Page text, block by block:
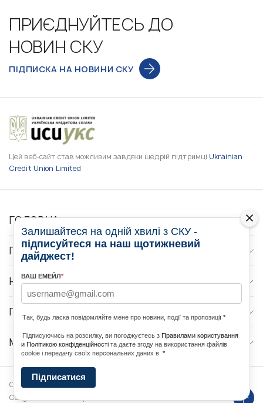
ПРИЄДНУЙТЕСЬ ДО
НОВИН СКУ
ПІДПИСКА НА НОВИНИ СКУ
Цей веб-сайт став можливим завдяки щедрій підтримці Ukrainian
Credit Union Limited
ГОЛОВНА
ПРО НАС
НОВИНИ
ПРОГРАМИ
МЕДІА КОНТАКТИ
Copyright © 2026 Ukrainian World
Congress. Powered by
Залишайтеся на одній хвилі з СКУ -
підписуйтеся на наш щотижневий
дайджест!
ВАШ ЕМЕЙЛ*
Так, будь ласка повідомляйте мене про новини, події та пропозиції *
Підписуючись на розсилку, ви погоджуєтесь з Правилами користування
и Політикою конфіденційності та даєте згоду на використання файлів
cookie і передачу своїх персональних даних в *
Підписатися